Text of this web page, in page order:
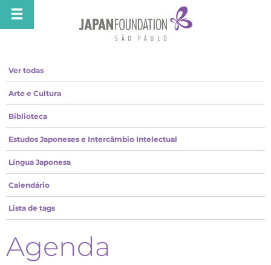
Ver todas
Arte e Cultura
Biblioteca
Estudos Japoneses e Intercâmbio Intelectual
Língua Japonesa
Calendário
Lista de tags
Agenda